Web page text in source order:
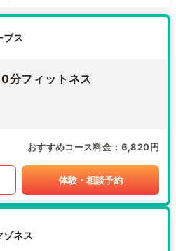
ブス
分フィットネス
おすすめコース料金 6,820円
体験・相談予約
ゾネス